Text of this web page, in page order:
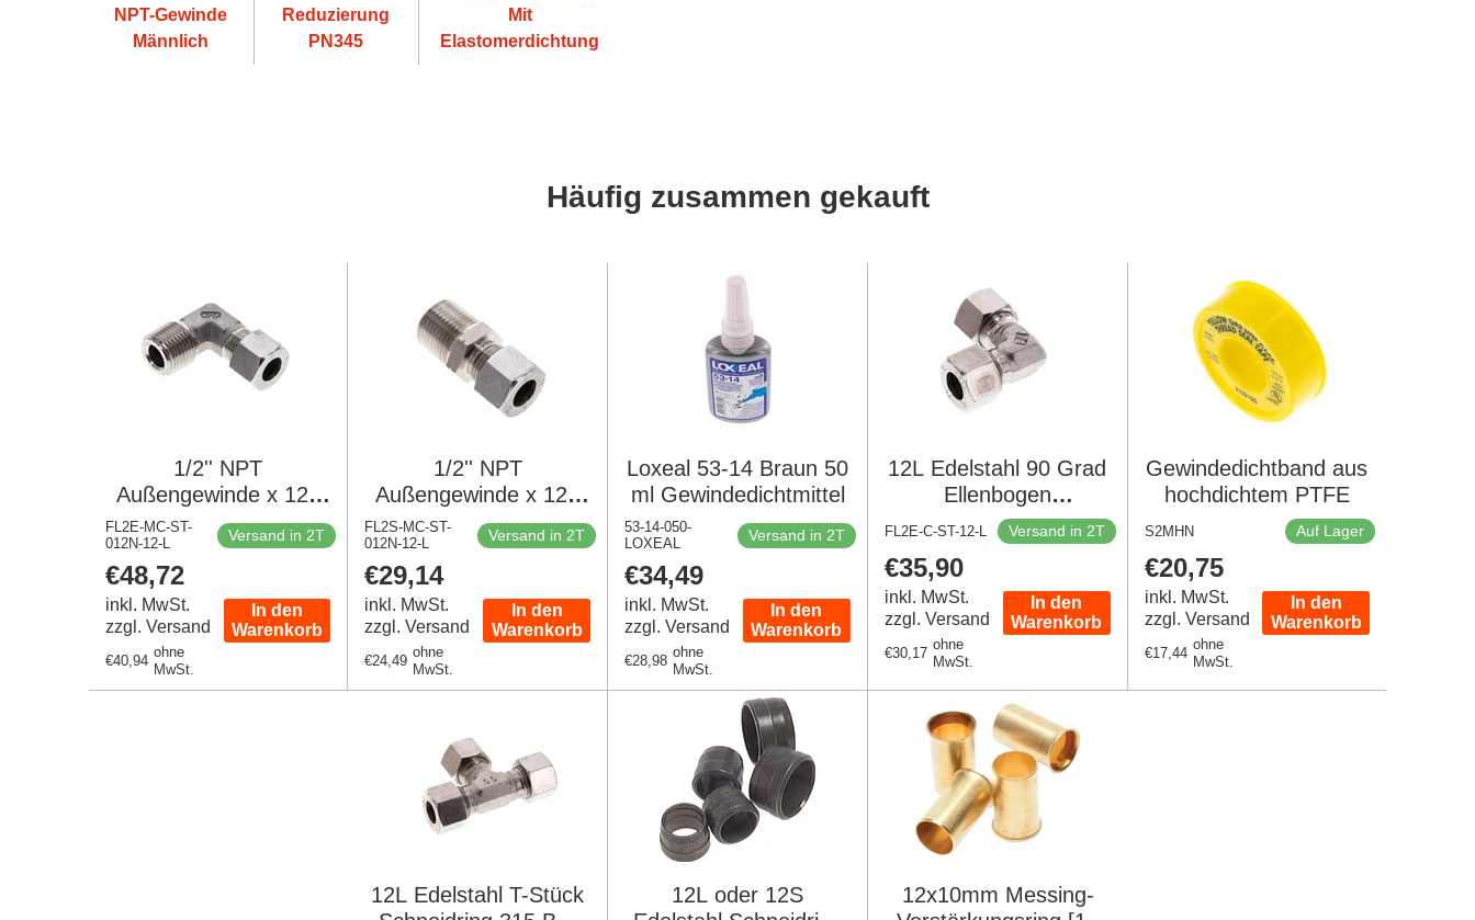
NPT-Gewinde
Männlich
Reduzierung
PN345
Mit
Elastomerdichtung
Häufig zusammen gekauft
1/2'' NPT
Außengewinde x 12L
Edelstahl 90 Grad
Ellenbogen
Schneidring 315 Bar
DIN 2353
FL2E-MC-ST-
012N-12-L
Versand in 2T
Regulärer
Preis
€48,72
inkl. MwSt.
zzgl. Versand
Regulärer
€40,94
ohne
MwSt.
In den
Warenkorb
1/2'' NPT
Außengewinde x 12L
Edelstahl gerade
Schneidring 315 Bar
DIN 2353
FL2S-MC-ST-
012N-12-L
Versand in 2T
Regulärer
Preis
€29,14
inkl. MwSt.
zzgl. Versand
Regulärer
€24,49
ohne
MwSt.
In den
Warenkorb
Loxeal 53-14 Braun 50
ml Gewindedichtmittel
53-14-050-
LOXEAL
Versand in 2T
Regulärer
Preis
€34,49
inkl. MwSt.
zzgl. Versand
Regulärer
€28,98
ohne
MwSt.
In den
Warenkorb
12L Edelstahl 90 Grad
Ellenbogen
Schneidring 315 Bar
DIN 2353
FL2E-C-ST-12-L Versand in 2T
Regulärer
Preis
€35,90
inkl. MwSt.
zzgl. Versand
Regulärer
€30,17
ohne
MwSt.
In den
Warenkorb
Gewindedichtband aus
hochdichtem PTFE
S2MHN Auf Lager
Regulärer
Preis
€20,75
inkl. MwSt.
zzgl. Versand
Regulärer
€17,44
ohne
MwSt.
In den
Warenkorb
12L Edelstahl T-Stück
12L oder 12S
12x10mm Messing-